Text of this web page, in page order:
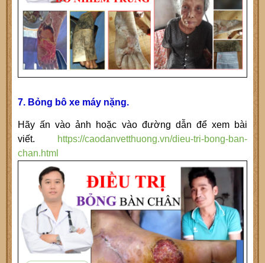
7. Bỏng bô xe máy nặng.
Hãy ấn vào ảnh hoặc vào đường dẫn để xem bài
viết.
https://caodanvetthuong.vn/dieu-tri-bong-ban-
chan.html